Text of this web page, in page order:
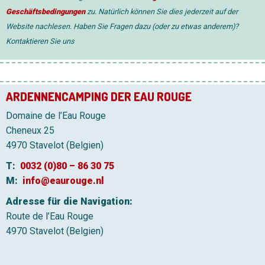
Geschäftsbedingungenzu. Natürlich können Sie dies jederzeit auf der
Website nachlesen. Haben Sie Fragen dazu (oder zu etwas anderem)?
Kontaktieren Sie uns
ARDENNENCAMPING DER EAU ROUGE
Domaine de l’Eau Rouge
Cheneux 25
4970 Stavelot (Belgien)
T: 0032 (0)80 – 86 30 75
M: info@eaurouge.nl
Adresse für die Navigation:
Route de l’Eau Rouge
4970 Stavelot (Belgien)